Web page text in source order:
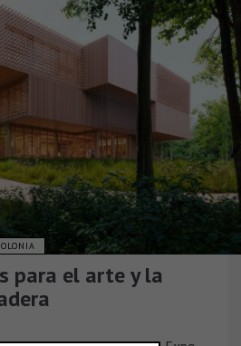
para el arte y la